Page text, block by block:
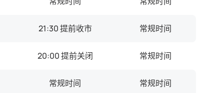
21:30 提前收市 常规时间
20:00 提前关闭 常规时间
常规时间 常规时间